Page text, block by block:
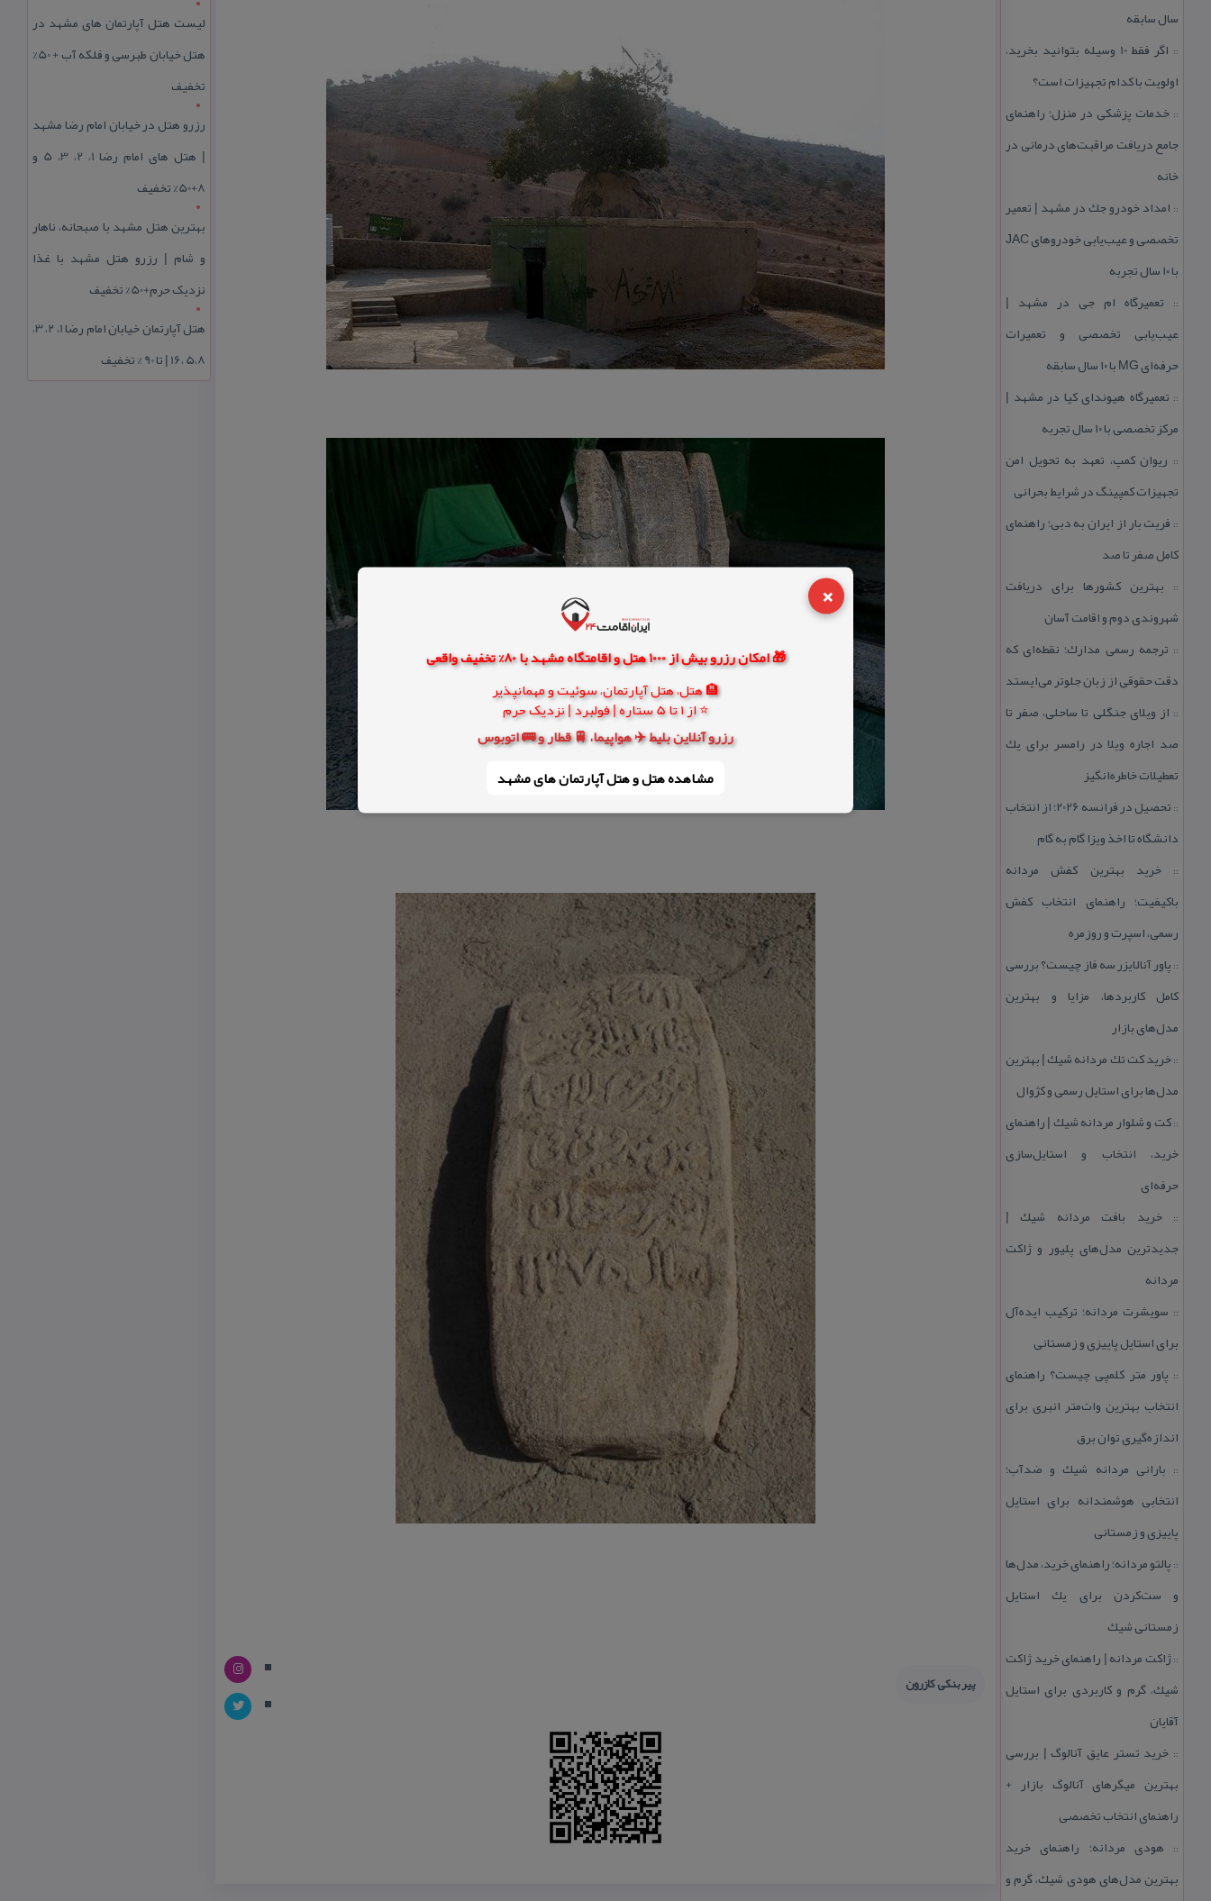
×
🎁 امکان رزرو بیش از 1000 هتل و اقامتگاه مشهد با 80% تخفیف واقعی
🏨 هتل، هتل آپارتمان، سوئیت و مهمانپذیر
⭐ از 1 تا 5 ستاره | فولبرد | نزدیک حرم
رزرو آنلاین بلیط ✈️ هواپیما، 🚆 قطار و 🚌 اتوبوس
مشاهده هتل و هتل‌ آپارتمان های مشهد
سال سابقه
::
اگر فقط 10 وسیله بتوانید بخرید،
اولویت با كدام تجهیزات است؟
:: خدمات پزشكی در منزل؛ راهنمای
جامع دریافت مراقبت‌های درمانی در
خانه
:: امداد خودرو جك در مشهد | تعمیر
تخصصی و عیب‌یابی خودروهای JAC
با ۱۰ سال تجربه
:: تعمیرگاه ام جی در مشهد |
عیب‌یابی تخصصی و تعمیرات
حرفه‌ای MG با ۱۰ سال سابقه
:: تعمیرگاه هیوندای كیا در مشهد |
مركز تخصصی با ۱۰ سال تجربه
:: ریوان كمپ، تعهد به تحویل امن
تجهیزات كمپینگ در شرایط بحرانی
:: فریت بار از ایران به دبی؛ راهنمای
كامل صفر تا صد
:: بهترین كشورها برای دریافت
شهروندی دوم و اقامت آسان
:: ترجمه رسمی مدارك؛ نقطه‌ای كه
دقت حقوقی از زبان جلوتر می‌ایستد
:: از ویلای جنگلی تا ساحلی، صفر تا
صد اجاره ویلا در رامسر برای یك
تعطیلات خاطره‌انگیز
::
تحصیل در فرانسه 2026؛ از انتخاب
دانشگاه تا اخذ ویزا گام به گام
::خرید بهترین كفش مردانه
باكیفیت؛ راهنمای انتخاب كفش
رسمی، اسپرت و روزمره
:: پاور آنالایزر سه فاز چیست؟ بررسی
كامل كاربردها، مزایا و بهترین
مدل‌های بازار
::خرید كت تك مردانه شیك | بهترین
مدل‌ها برای استایل رسمی و كژوال
::كت و شلوار مردانه شیك | راهنمای
خرید، انتخاب و استایل‌سازی
حرفه‌ای
::خرید بافت مردانه شیك |
جدیدترین مدل‌های پلیور و ژاكت
مردانه
:: سویشرت مردانه؛ تركیب ایده‌آل
برای استایل پاییزی و زمستانی
:: پاور متر كلمپی چیست؟ راهنمای
انتخاب بهترین وات‌متر انبری برای
اندازه‌گیری توان برق
:: بارانی مردانه شیك و ضدآب؛
انتخابی هوشمندانه برای استایل
پاییزی و زمستانی
:: پالتو مردانه؛ راهنمای خرید، مدل‌ها
و ست‌كردن برای یك استایل
زمستانی شیك
::ژاكت مردانه | راهنمای خرید ژاكت
شیك، گرم و كاربردی برای استایل
آقایان
:: خرید تستر عایق آنالوگ | بررسی
بهترین میگرهای آنالوگ بازار +
راهنمای انتخاب تخصصی
:: هودی مردانه؛ راهنمای خرید
بهترین مدل‌های هودی شیك، گرم و
پیر بنكی كازرون
لیست هتل آپارتمان های مشهد در
هتل خیابان طبرسی و فلکه آب + 50%
تخفیف
رزرو هتل در خیابان امام رضا مشهد
| هتل‌ های امام رضا 1، 2، 3، 5 و
8+50% تخفیف
بهترین هتل مشهد با صبحانه، ناهار
و شام | رزرو هتل مشهد با غذا
نزدیک حرم+50% تخفیف
هتل آپارتمان خیابان امام رضا 1، 2، 3،
5،8 ،16 | تا 90 % تخفیف